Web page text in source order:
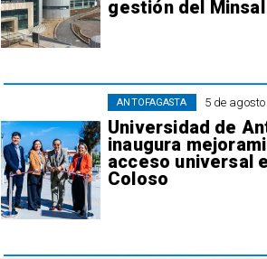
gestión del Minsal
5 de
Universidad de
inaugura
acceso universal
Coloso
ANTOFAGASTA